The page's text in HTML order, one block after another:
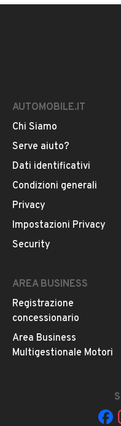
DESCRIZIONE
ABS
Airbag laterali
Fendinebbia
Controllo elettronico
Immobilizzatore
Controllo elettronico
Appoggiatesta posteriori
Indicatore temperatura
INFORMAZIONI
AUTOMOBILE.IT
Chi Siamo
Serve aiuto?
Dati identificativi
Condizioni generali
Privacy
Impostazioni Privacy
Security
AREA BUSINESS
Registrazione
concessionario
Area Business
Multigestionale Motori